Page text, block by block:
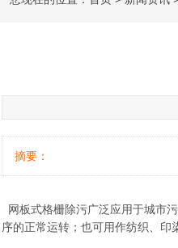
摘要：
网板式格栅除污广泛应用于城市
序的正常运转；也可用作纺织、